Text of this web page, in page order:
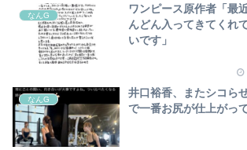
なんG
ワンピース原作者「最
んどん入ってきてくれ
いです」
なんG
井口裕香、またシコら
で一番お尻が仕上がっ